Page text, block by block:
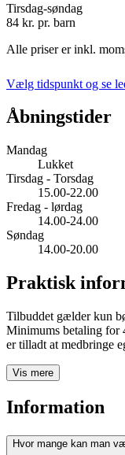
Tirsdag-søndag
84 kr. pr. barn
Alle priser er inkl.
Vælg tidspunkt og se
Åbningstider
Mandag
Lukket
Tirsdag - Torsdag
15.00-22.00
Fredag - lørdag
14.00-24.00
Søndag
14.00-20.00
Praktisk
Tilbuddet gælder kun
Minimums betaling for
er tilladt at medbringe
Vis mere
Information
Hvor mange kan man